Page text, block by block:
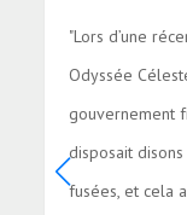
"Lors d’une
Odyssée
gouvernement
disposait
fusées, et cela